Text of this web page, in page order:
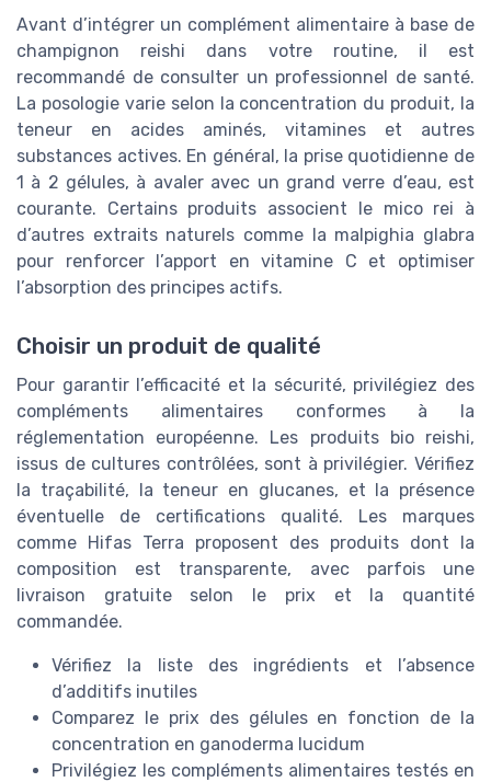
Avant d’intégrer un complément alimentaire à base de
champignon reishi dans votre routine, il est
recommandé de consulter un professionnel de santé.
La posologie varie selon la concentration du produit, la
teneur en acides aminés, vitamines et autres
substances actives. En général, la prise quotidienne de
1 à 2 gélules, à avaler avec un grand verre d’eau, est
courante. Certains produits associent le mico rei à
d’autres extraits naturels comme la malpighia glabra
pour renforcer l’apport en vitamine C et optimiser
l’absorption des principes actifs.
Choisir un produit de qualité
Pour garantir l’efficacité et la sécurité, privilégiez des
compléments alimentaires conformes à la
réglementation européenne. Les produits bio reishi,
issus de cultures contrôlées, sont à privilégier. Vérifiez
la traçabilité, la teneur en glucanes, et la présence
éventuelle de certifications qualité. Les marques
comme Hifas Terra proposent des produits dont la
composition est transparente, avec parfois une
livraison gratuite selon le prix et la quantité
commandée.
Vérifiez la liste des ingrédients et l’absence
d’additifs inutiles
Comparez le prix des gélules en fonction de la
concentration en ganoderma lucidum
Privilégiez les compléments alimentaires testés en